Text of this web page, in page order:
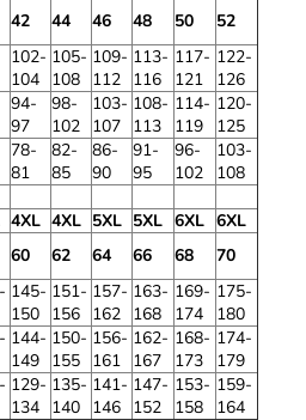
42 44 46 48 50
52
102-
104
105-
108
109-
112
113-
116
117-
121
122-
126
94-
97
98-
102
103-
107
108-
113
114-
119
120-
125
78-
81
82-
85
86-
90
91-
95
96-
102
103-
108
4XL 4XL 5XL 5XL 6XL 6XL
60 62 64 66 68
70
145-
150
151-
156
157-
162
163-
168
169-
174
175-
180
144-
149
150-
155
156-
161
162-
167
168-
173
174-
179
129-
134
135-
140
141-
146
147-
152
153-
158
159-
164